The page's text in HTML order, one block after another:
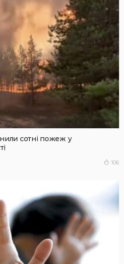
сотні пожеж у
106